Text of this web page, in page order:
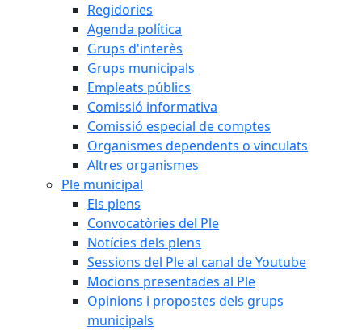
Regidories
Agenda política
Grups d'interès
Grups municipals
Empleats públics
Comissió informativa
Comissió especial de comptes
Organismes dependents o vinculats
Altres organismes
Ple municipal
Els plens
Convocatòries del Ple
Notícies dels plens
Sessions del Ple al canal de Youtube
Mocions presentades al Ple
Opinions i propostes dels grups
municipals